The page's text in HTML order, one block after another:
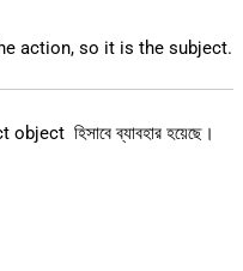
action, so it is the subject.
হিসাবে ব্যাবহার হয়েছে।